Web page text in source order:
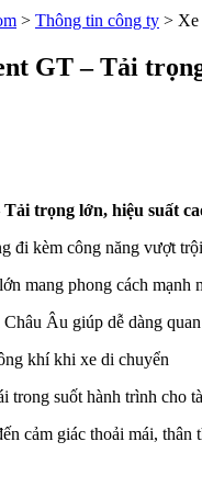
> Thông tin công ty > Xe
GT – Tải
trọng lớn, hiệu suất
đi kèm công năng vượt
mang phong cách mạnh
Âu giúp dễ dàng
khí khi xe di chuyển
trong suốt hành trình cho
cảm giác thoải mái,